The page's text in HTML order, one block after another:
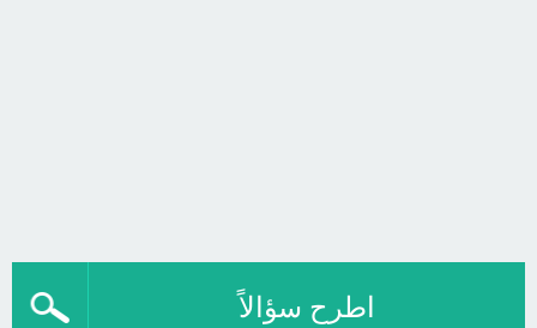
اطرح سؤالاً